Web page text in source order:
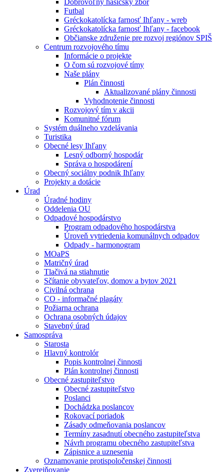
Dobrovoľný hasičský zbor
Futbal
Gréckokatolícka farnosť Ihľany - wreb
Gréckokatolícka farnosť Ihľany - facebook
Občianske združenie pre rozvoj regiónov SPIŠ
Centrum rozvojového tímu
Informácie o projekte
O čom sú rozvojové tímy
Naše plány
Plán činnosti
Aktualizované plány činnosti
Vyhodnotenie činnosti
Rozvojový tím v akcii
Komunitné fórum
Systém duálneho vzdelávania
Turistika
Obecné lesy Ihľany
Lesný odborný hospodár
Správa o hospodárení
Obecný sociálny podnik Ihľany
Projekty a dotácie
Úrad
Úradné hodiny
Oddelenia OU
Odpadové hospodárstvo
Program odpadového hospodárstva
Úroveň vytriedenia komunálnych odpadov
Odpady - harmonogram
MOaPS
Matričný úrad
Tlačivá na stiahnutie
Sčítanie obyvateľov, domov a bytov 2021
Civilná ochrana
CO - informačné plagáty
Požiarna ochrana
Ochrana osobných údajov
Stavebný úrad
Samospráva
Starosta
Hlavný kontrolór
Popis kontrolnej činnosti
Plán kontrolnej činnosti
Obecné zastupiteľstvo
Obecné zastupiteľstvo
Poslanci
Dochádzka poslancov
Rokovací poriadok
Zásady odmeňovania poslancov
Termíny zasadnutí obecného zastupiteľstva
Návrh programu obecného zastupiteľstva
Zápisnice a uznesenia
Oznamovanie protispoločenskej činnosti
Zverejňovanie